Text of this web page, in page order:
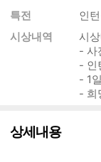
특전
인
시상내역
시
- 사
- 인
- 1
- 희
상세내용